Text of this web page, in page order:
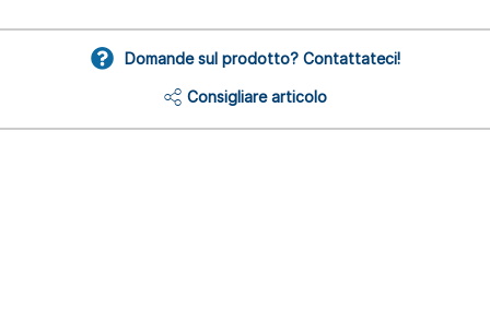
Domande sul prodotto? Contattateci!
Consigliare articolo